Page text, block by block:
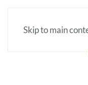
Skip to main